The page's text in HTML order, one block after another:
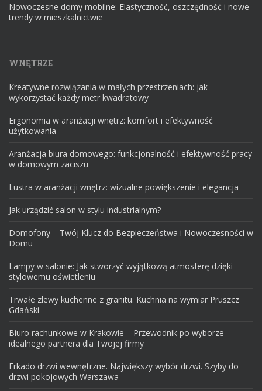
Nowoczesne domy mobilne: Elastyczność, oszczędność i nowe
trendy w mieszkalnictwie
WNĘTRZE
Kreatywne rozwiązania w małych przestrzeniach: jak
wykorzystać każdy metr kwadratowy
Ergonomia w aranżacji wnętrz: komfort i efektywność
użytkowania
Aranżacja biura domowego: funkcjonalność i efektywność pracy
w domowym zaciszu
Lustra w aranżacji wnętrz: wizualne powiększenie i elegancja
Jak urządzić salon w stylu industrialnym?
Domofony – Twój Klucz do Bezpieczeństwa i Nowoczesności w
Domu
Lampy w salonie: Jak stworzyć wyjątkową atmosferę dzięki
stylowemu oświetleniu
Trwałe zlewy kuchenne z granitu. Kuchnia na wymiar Pruszcz
Gdański
Biuro rachunkowe w Krakowie – Przewodnik po wyborze
idealnego partnera dla Twojej firmy
Erkado drzwi wewnętrzne. Największy wybór drzwi. Szyby do
drzwi pokojowych Warszawa